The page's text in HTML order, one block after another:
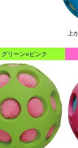
上
グリーン×ピンク